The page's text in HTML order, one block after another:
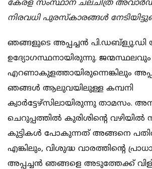
കേരള സംസ്ഥാന ചലചിത്ര അവാര്‍ഡ്
നിരവധി പുരസ്‌കാരങ്ങള്‍
ഞങ്ങളുടെ അപ്പച്ചന്‍ പി.ഡബ്‌ള്യു.ഡി
ഉദ്യോഗസ്ഥനായിരുന്നു. ജന്മസ്ഥലവും
എറണാകുളത്തായിരുന്നെങ്കിലും
ഞങ്ങള്‍ ആലുവയിലുള്ള കമ്പനി
ക്വാര്‍ട്ടേഴ്‌സിലായിരുന്നു താമസം.
ചെറുപ്പത്തില്‍ കുരിശിന്റെ
കുട്ടികള്‍ പോകുന്നത് അങ്ങനെ
എങ്കിലും, വിശുദ്ധ വാരത്തിന്റെ
അപ്പച്ചന്‍ ഞങ്ങളെ അടുത്തേക്ക്